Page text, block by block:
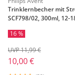
Trinklernbecher mit
SCF798/02, 300ml, 12-
16 %
10,00 €
UVP 11,99 €